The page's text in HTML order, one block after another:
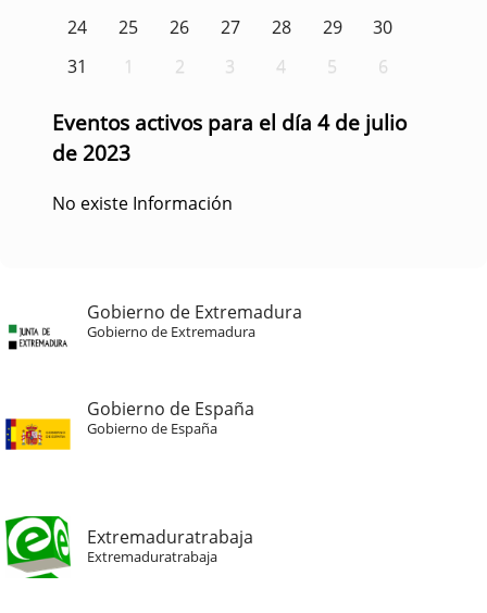
24
25 26 27 28 29
30
31
1 2 3 4 5 6
Eventos activos para el día 4 de julio
de 2023
No existe Información
Gobierno de Extremadura
Gobierno de Extremadura
Gobierno de España
Gobierno de España
Extremaduratrabaja
Extremaduratrabaja